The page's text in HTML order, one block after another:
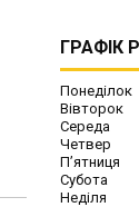
ГРАФІК
Понеділок
Вівторок
Середа
Четвер
Пʼятниця
Субота
Неділя